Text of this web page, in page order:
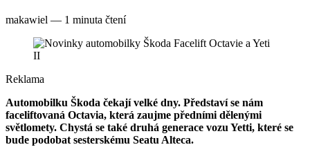
makawiel — 1 minuta čtení
Reklama
Automobilku Škoda čekají velké dny. Představí se nám
faceliftovaná Octavia, která zaujme předními dělenými
světlomety. Chystá se také druhá generace vozu Yetti, které se
bude podobat sesterskému Seatu Alteca.